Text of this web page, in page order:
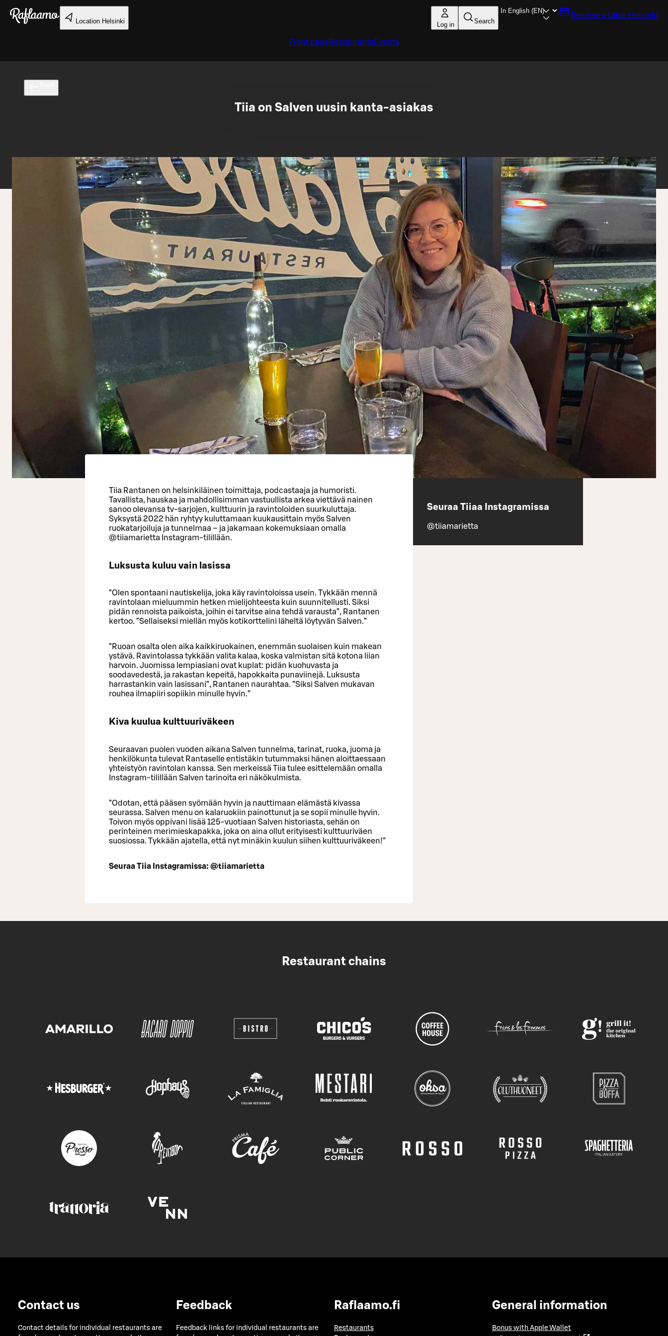
Skip to main content
Location Helsinki Log in Search
Reserve a table Helsinki
Front pageRestaurantsEvents
Tiia on Salven uusin kanta-asiakas
Tiia Rantanen on helsinkiläinen toimittaja, podcastaaja ja humoristi.
Tavallista, hauskaa ja mahdollisimman vastuullista arkea viettävä nainen
sanoo olevansa tv-sarjojen, kulttuurin ja ravintoloiden suurkuluttaja.
Syksystä 2022 hän ryhtyy kuluttamaan kuukausittain myös Salven
ruokatarjoiluja ja tunnelmaa – ja jakamaan kokemuksiaan omalla
@tiiamarietta Instagram-tilillään.
Luksusta kuluu vain lasissa
”Olen spontaani nautiskelija, joka käy ravintoloissa usein. Tykkään mennä
ravintolaan mieluummin hetken mielijohteesta kuin suunnitellusti. Siksi
pidän rennoista paikoista, joihin ei tarvitse aina tehdä varausta”, Rantanen
kertoo. ”Sellaiseksi miellän myös kotikorttelini läheltä löytyvän Salven.”
”Ruoan osalta olen aika kaikkiruokainen, enemmän suolaisen kuin makean
ystävä. Ravintolassa tykkään valita kalaa, koska valmistan sitä kotona liian
harvoin. Juomissa lempiasiani ovat kuplat: pidän kuohuvasta ja
soodavedestä, ja rakastan kepeitä, hapokkaita punaviinejä. Luksusta
harrastankin vain lasissani”, Rantanen naurahtaa. ”Siksi Salven mukavan
rouhea ilmapiiri sopiikin minulle hyvin.”
Kiva kuulua kulttuuriväkeen
Seuraavan puolen vuoden aikana Salven tunnelma, tarinat, ruoka, juoma ja
henkilökunta tulevat Rantaselle entistäkin tutummaksi hänen aloittaessaan
yhteistyön ravintolan kanssa. Sen merkeissä Tiia tulee esittelemään omalla
Instagram-tilillään Salven tarinoita eri näkökulmista.
”Odotan, että pääsen syömään hyvin ja nauttimaan elämästä kivassa
seurassa. Salven menu on kalaruokiin painottunut ja se sopii minulle hyvin.
Toivon myös oppivani lisää 125-vuotiaan Salven historiasta, sehän on
perinteinen merimieskapakka, joka on aina ollut erityisesti kulttuuriväen
suosiossa. Tykkään ajatella, että nyt minäkin kuulun siihen kulttuuriväkeen!”
Seuraa Tiia Instagramissa: @tiiamarietta
Seuraa Tiiaa Instagramissa
@tiiamarietta
Restaurant chains
Contact us
Contact details for individual restaurants are
Feedback
Feedback links for individual restaurants are
Raflaamo.fi
Restaurants
General information
Bonus with Apple Wallet